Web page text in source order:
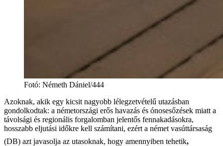
Fotó: Németh Dániel/444
Azoknak, akik egy kicsit nagyobb lélegzetvételű utazásban
gondolkodtak: a németországi erős havazás és ónosesőzések miatt a
távolsági és regionális forgalomban jelentős fennakadásokra,
hosszabb eljutási időkre kell számítani, ezért a német vasúttársaság
(DB) azt javasolja az utasoknak, hogy amennyiben tehetik,